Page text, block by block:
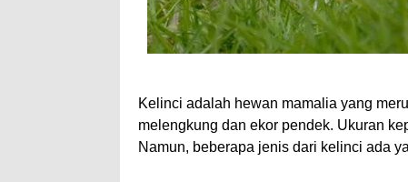
Kelinci adalah hewan mamalia yang
melengkung dan ekor pendek. Ukuran
Namun, beberapa jenis dari kelinci ada